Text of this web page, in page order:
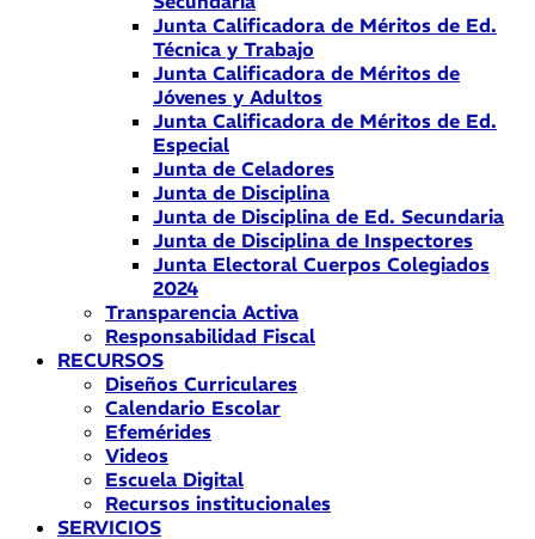
Junta Calificadora de Méritos de Ed.
Técnica y Trabajo
Junta Calificadora de Méritos de
Jóvenes y Adultos
Junta Calificadora de Méritos de Ed.
Especial
Junta de Celadores
Junta de Disciplina
Junta de Disciplina de Ed. Secundaria
Junta de Disciplina de Inspectores
Junta Electoral Cuerpos Colegiados
2024
Transparencia Activa
Responsabilidad Fiscal
RECURSOS
Diseños Curriculares
Calendario Escolar
Efemérides
Videos
Escuela Digital
Recursos institucionales
SERVICIOS